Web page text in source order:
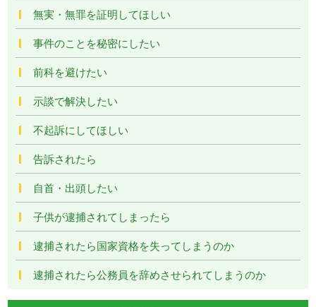
無実・無罪を証明してほしい
事件のことを秘密にしたい
前科を避けたい
示談で解決したい
不起訴にしてほしい
告訴されたら
自首・出頭したい
子供が逮捕されてしまったら
逮捕されたら国家資格を失ってしまうのか
逮捕されたら公務員を辞めさせられてしまうのか